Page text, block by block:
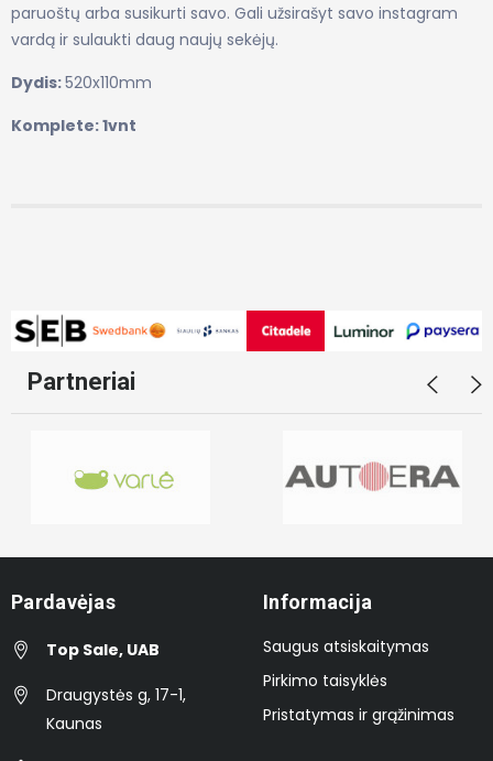
paruoštų arba susikurti savo. Gali užsirašyt savo instagram
vardą ir sulaukti daug naujų sekėjų.
Dydis:520x110mm
Komplete: 1vnt
Partneriai
Pardavėjas
Top Sale, UAB
Draugystės g, 17-1,
Kaunas
Informacija
Saugus atsiskaitymas
Pirkimo taisyklės
Pristatymas ir grąžinimas